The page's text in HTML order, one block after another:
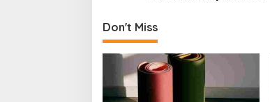
t
n
a
v
Don't Miss